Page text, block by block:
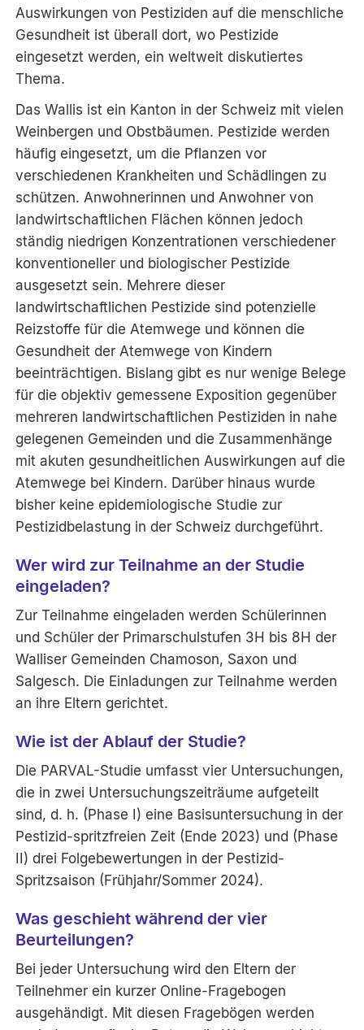
Auswirkungen von Pestiziden auf die menschliche
Gesundheit ist überall dort, wo Pestizide
eingesetzt werden, ein weltweit diskutiertes
Thema.
Das Wallis ist ein Kanton in der Schweiz mit vielen
Weinbergen und Obstbäumen. Pestizide werden
häufig eingesetzt, um die Pflanzen vor
verschiedenen Krankheiten und Schädlingen zu
schützen. Anwohnerinnen und Anwohner von
landwirtschaftlichen Flächen können jedoch
ständig niedrigen Konzentrationen verschiedener
konventioneller und biologischer Pestizide
ausgesetzt sein. Mehrere dieser
landwirtschaftlichen Pestizide sind potenzielle
Reizstoffe für die Atemwege und können die
Gesundheit der Atemwege von Kindern
beeinträchtigen. Bislang gibt es nur wenige Belege
für die objektiv gemessene Exposition gegenüber
mehreren landwirtschaftlichen Pestiziden in nahe
gelegenen Gemeinden und die Zusammenhänge
mit akuten gesundheitlichen Auswirkungen auf die
Atemwege bei Kindern. Darüber hinaus wurde
bisher keine epidemiologische Studie zur
Pestizidbelastung in der Schweiz durchgeführt.
Wer wird zur Teilnahme an der Studie
eingeladen?
Zur Teilnahme eingeladen werden Schülerinnen
und Schüler der Primarschulstufen 3H bis 8H der
Walliser Gemeinden Chamoson, Saxon und
Salgesch. Die Einladungen zur Teilnahme werden
an ihre Eltern gerichtet.
Wie ist der Ablauf der Studie?
Die PARVAL-Studie umfasst vier Untersuchungen,
die in zwei Untersuchungszeiträume aufgeteilt
sind, d. h. (Phase I) eine Basisuntersuchung in der
Pestizid-spritzfreien Zeit (Ende 2023) und (Phase
II) drei Folgebewertungen in der Pestizid-
Spritzsaison (Frühjahr/Sommer 2024).
Was geschieht während der vier
Beurteilungen?
Bei jeder Untersuchung wird den Eltern der
Teilnehmer ein kurzer Online-Fragebogen
ausgehändigt. Mit diesen Fragebögen werden